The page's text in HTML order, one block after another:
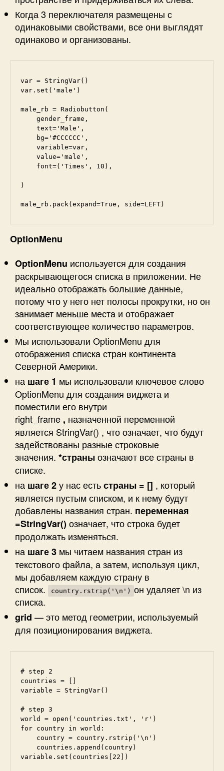
Когда 3 переключателя размещены с
одинаковыми свойствами, все они выглядят
одинаково и организованы.
var = StringVar()
var.set('male')
male_rb = Radiobutton(
    gender_frame,
    text='Male',
    bg='#CCCCCC',
    variable=var,
    value='male',
    font=('Times', 10),
)
male_rb.pack(expand=True, side=LEFT)
OptionMenu
OptionMenu используется для создания
раскрывающегося списка в приложении. Не
идеально отображать большие данные,
потому что у него нет полосы прокрутки, но он
занимает меньше места и отображает
соответствующее количество параметров.
Мы использовали OptionMenu для
отображения списка стран континента
Северной Америки.
на шаге 1 мы использовали ключевое слово
OptionMenu для создания виджета и
поместили его внутри
right_frame , назначенной переменной
является StringVar() , что означает, что будут
задействованы разные строковые
значения. *страныозначают все страны в
списке.
на шаге 2у нас естьстраны = [] , который
является пустым списком, и к нему будут
добавлены названия стран. переменная
=StringVar()означает, что строка будет
продолжать изменяться.
на шаге 3 мы читаем названия стран из
текстового файла, а затем, используя цикл,
мы добавляем каждую страну в
список.
country.rstrip('\n') он удаляет \n из
списка.
grid — это метод геометрии, используемый
для позиционирования виджета.
# step 2
countries = []
variable = StringVar()
# step 3
world = open('countries.txt', 'r')
for country in world:
    country = country.rstrip('\n')
    countries.append(country)
variable.set(countries[22])